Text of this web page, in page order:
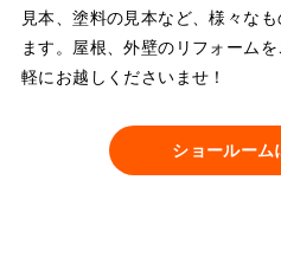
見本、塗料の見本など、様々な
ます。屋根、外壁のリフォーム
軽にお越しくださいませ！
ショールーム